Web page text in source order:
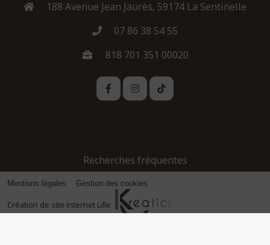
188 Avenue Jean Jaurès, 59174 La Sentinelle
07 86 38 54 55
818 701 351 00020
Recherches fréquentes
Mentions légales Gestion des cookies
Création de site internet Lille